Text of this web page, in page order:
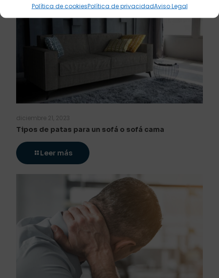
Política de cookiesPolítica de privacidadAviso Legal
diciembre 21, 2023
Tipos de patas para un sofá o sofá cama
Leer más